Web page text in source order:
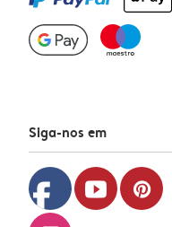
Siga-nos em
facebook youtube pinterest